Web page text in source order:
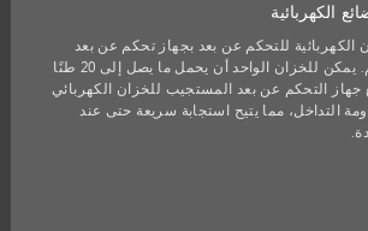
الكهربائية
الكهربائية للتحكم عن بعد بجهاز تحكم عن بعد
متطور لسهولة التحكم. يمكن للخزان الواحد أن يحمل ما يصل إلى 20 طنًا
جهاز التحكم عن بعد المستجيب للخزان الكهربائي
التداخل، مما يتيح استجابة سريعة حتى عند